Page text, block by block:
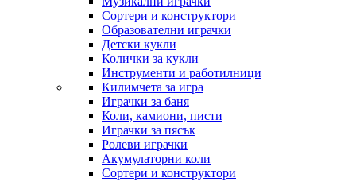
Сортери и конструктори
Образователни играчки
Детски кукли
Колички за кукли
Инструменти и работилници
Килимчета за игра
Играчки за баня
Коли, камиони, писти
Играчки за пясък
Ролеви играчки
Акумулаторни коли
Сортери и конструктори